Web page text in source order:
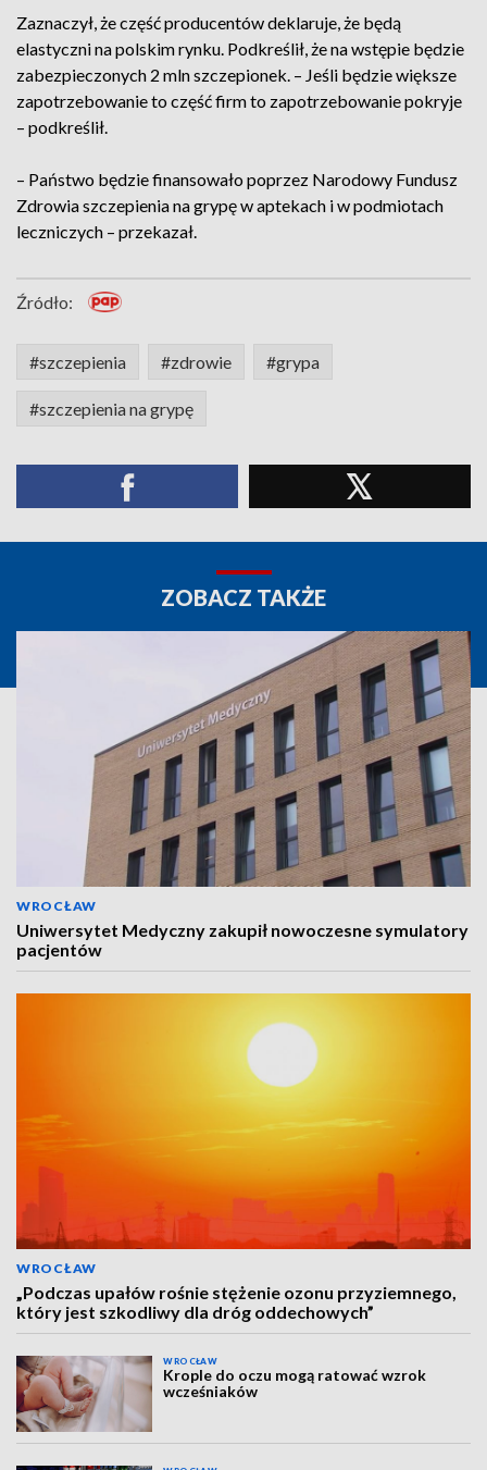
Zaznaczył, że część producentów deklaruje, że będą
elastyczni na polskim rynku. Podkreślił, że na wstępie będzie
zabezpieczonych 2 mln szczepionek. – Jeśli będzie większe
zapotrzebowanie to część firm to zapotrzebowanie pokryje
– podkreślił.
– Państwo będzie finansowało poprzez Narodowy Fundusz
Zdrowia szczepienia na grypę w aptekach i w podmiotach
leczniczych – przekazał.
Źródło:
#szczepienia #zdrowie #grypa
#szczepienia na grypę
ZOBACZ TAKŻE
WROCŁAW
Uniwersytet Medyczny zakupił nowoczesne symulatory
pacjentów
WROCŁAW
„Podczas upałów rośnie stężenie ozonu przyziemnego,
który jest szkodliwy dla dróg oddechowych”
WROCŁAW
Krople do oczu mogą ratować wzrok
wcześniaków